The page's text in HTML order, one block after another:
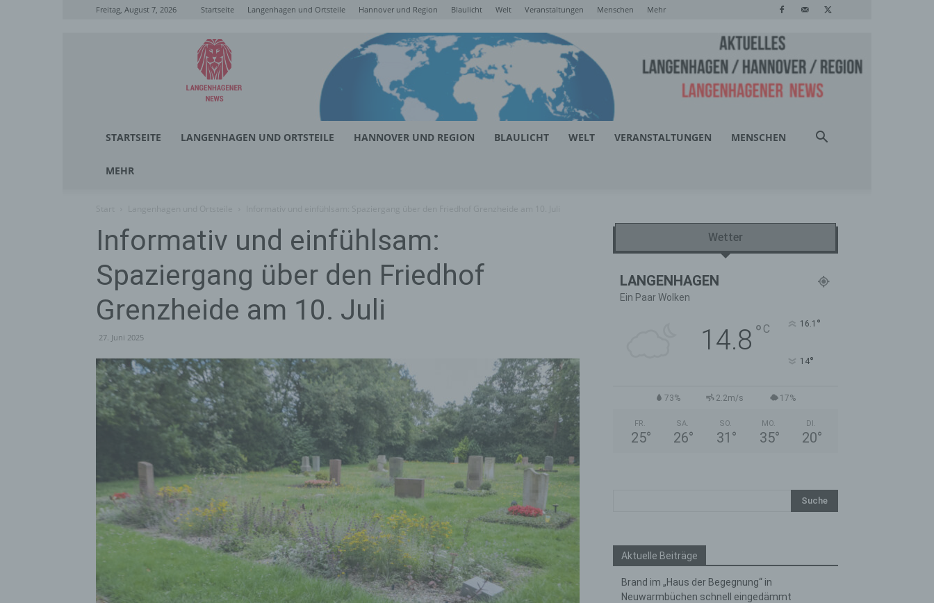
Freitag, August 7, 2026 Startseite Langenhagen und Ortsteile Hannover und Region Blaulicht Welt Veranstaltungen Menschen Mehr
Langenhagener
News
STARTSEITE LANGENHAGEN UND ORTSTEILE HANNOVER UND REGION BLAULICHT WELT VERANSTALTUNGEN MENSCHEN
MEHR
Informativ und einfühlsam:
Spaziergang über den Friedhof
Grenzheide am 10. Juli
27. Juni 2025
Wetter
LANGENHAGEN
Ein Paar Wolken
14.8 ° C 16.1 °
14°
73% 2.2m/s 17%
FR.
25°
SA.
26°
SO.
31 °
MO.
35°
DI.
20°
Aktuelle Beiträge
Brand im „Haus der Begegnung“ in
Neuwarmbüchen schnell eingedämmt